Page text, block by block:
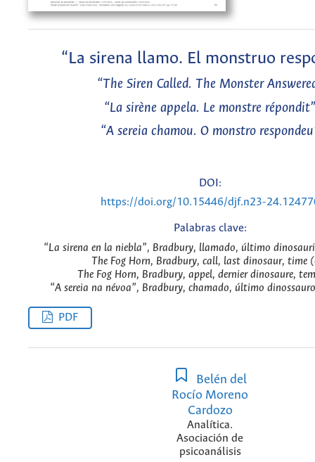
“La sirena llamo. El monstruo
“The Siren Called. The Monster
“La sirène appela. Le monstre répondit”
“A sereia chamou. O monstro
DOI:
https://doi.org/10.15446/djf.n23-
Palabras clave:
“La sirena en la niebla”, Bradbury, llamado, último
The Fog Horn, Bradbury, call, last dinosaur, time
The Fog Horn, Bradbury, appel, dernier dinosaure,
“A sereia na névoa”, Bradbury, chamado, último
PDF
Belén del
Rocío Moreno
Cardozo
Analítica.
Asociación de
psicoanálisis